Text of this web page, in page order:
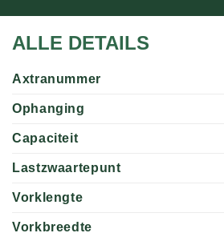
ALLE DETAILS
Axtranummer
Ophanging
Capaciteit
Lastzwaartepunt
Vorklengte
Vorkbreedte